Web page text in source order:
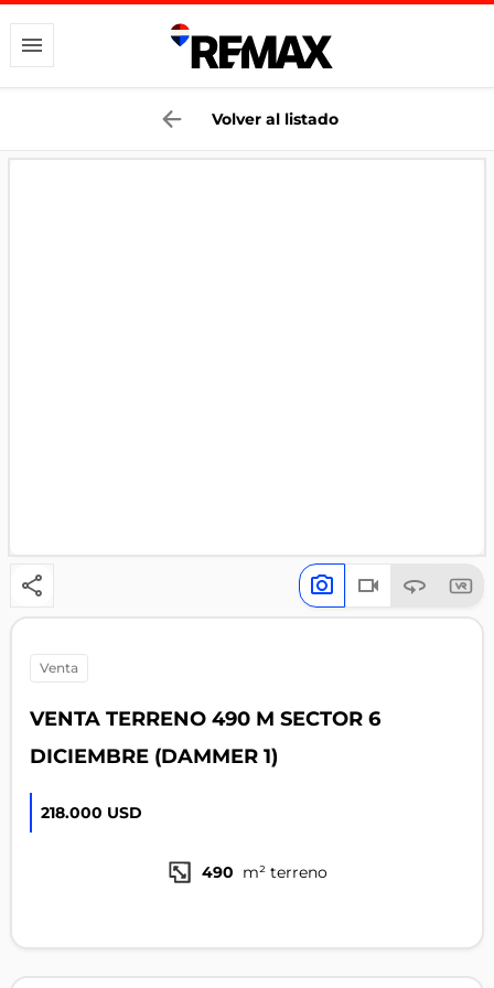
Volver al listado
venta
VENTA TERRENO 490 M SECTOR 6
DICIEMBRE (DAMMER 1)
218.000 USD
490 m² terreno